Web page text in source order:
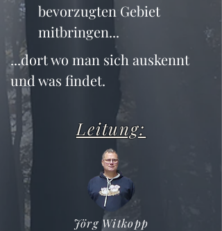
bevorzugten Gebiet
mitbringen...
...dort wo man sich auskennt
und was findet.
Leitung:
Jörg Witkopp